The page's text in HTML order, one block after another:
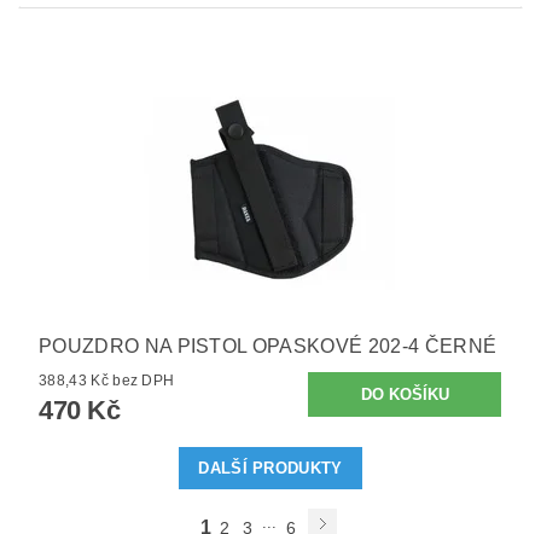
POUZDRO NA PISTOL OPASKOVÉ 202-4 ČERNÉ
388,43 Kč bez DPH
470 Kč
DALŠÍ PRODUKTY
1 2 3 6